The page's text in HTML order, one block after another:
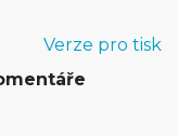
Verze pro tisk